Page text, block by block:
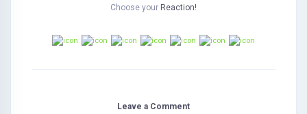
Choose your Reaction!
Leave a Comment